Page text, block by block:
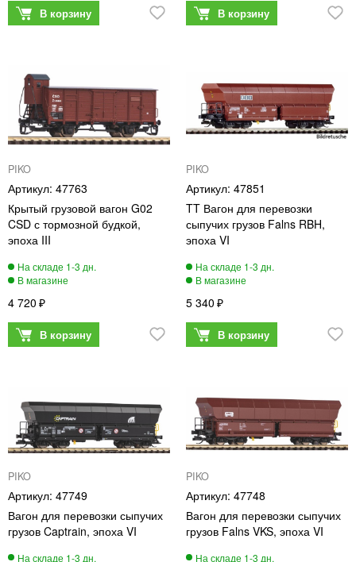
PIKO
47763
Крытый грузовой вагон G02
CSD с тормозной будкой,
эпоха III
4 720
PIKO
47851
TT Вагон для перевозки
сыпучих грузов Falns RBH,
эпоха VI
5 340
PIKO
47749
Вагон для перевозки сыпучих
грузов Captrain, эпоха VI
PIKO
47748
Вагон для перевозки сыпучих
грузов Falns VKS, эпоха VI